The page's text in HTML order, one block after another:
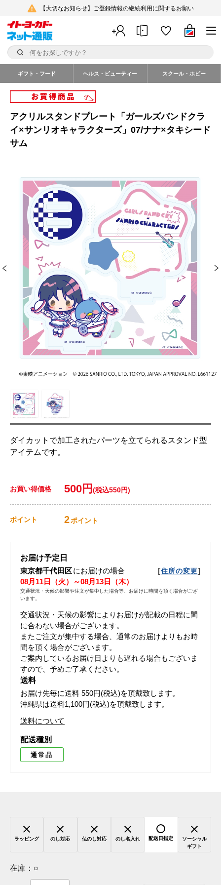
【大切なお知らせ】ご登録情報の継続利用に関するお願い
ギフト・フード ヘルス・ビューティー スクール・ホビー
アクリルスタンドプレート「ガールズバンドクラ
イ×サンリオキャラクターズ」07/ナナ×タキシード
サム
ダイカットで加工されたパーツを立てられるスタンド型
アイテムです。
お買い得価格 500円 (税込550円)
ポイント 2ポイント
お届け予定日
東京都千代田区にお届けの場合 [住所の変更]
08月11日（火）～08月13日（木）
交通状況・天候の影響や注文が集中した場合等、お届けに時間を頂く場合がござ
います。
交通状況・天候の影響によりお届けが記載の日程に間
に合わない場合がございます。
またご注文が集中する場合、通常のお届けよりもお時
間を頂く場合がございます。
ご案内しているお届け日よりも遅れる場合もございま
すので、予めご了承ください。
送料
お届け先毎に送料 550円(税込)を頂戴致します。
沖縄県は送料1,100円(税込)を頂戴致します。
送料について
配送種別
通常品
ラッピング のし対応 仏のし対応 のし名入れ 配送日指定
ソーシャル
ギフト
在庫： ○